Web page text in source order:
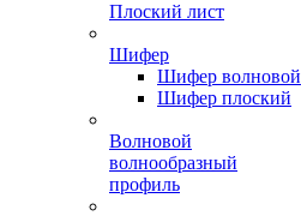
Плоский лист
Шифер
Шифер волновой
Шифер плоский
Волновой
волнообразный
профиль